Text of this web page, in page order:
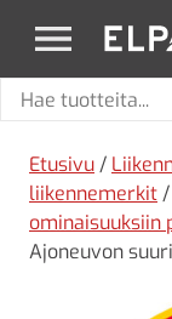
elpac.fi
Hae
Etusivu /
liikennemerkit /
Ajoneuvon